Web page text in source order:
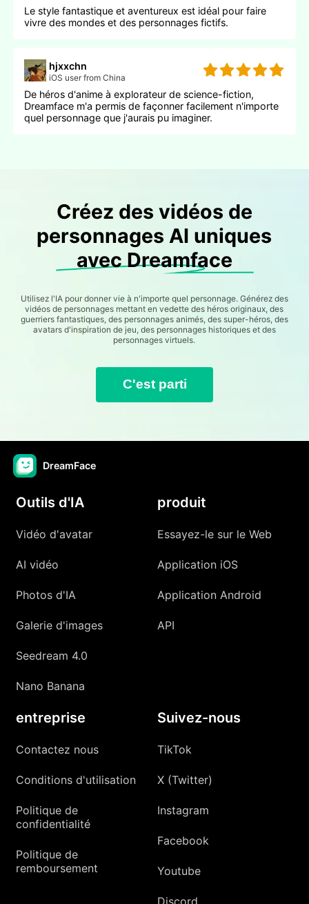
Le style fantastique et aventureux est idéal pour faire
vivre des mondes et des personnages fictifs.
hjxxchn
iOS user from China
De héros d'anime à explorateur de science-fiction,
Dreamface m'a permis de façonner facilement n'importe
quel personnage que j'aurais pu imaginer.
Créez des vidéos de
personnages AI uniques
avec Dreamface
Utilisez l'IA pour donner vie à n'importe quel personnage. Générez des
vidéos de personnages mettant en vedette des héros originaux, des
guerriers fantastiques, des personnages animés, des super-héros, des
avatars d'inspiration de jeu, des personnages historiques et des
personnages virtuels.
C'est parti
DreamFace
Outils d'IA
Vidéo d'avatar
AI vidéo
Photos d'IA
Galerie d'images
Seedream 4.0
Nano Banana
produit
Essayez-le sur le Web
Application iOS
Application Android
API
entreprise
Contactez nous
Conditions d'utilisation
Politique de
confidentialité
Politique de
remboursement
Suivez-nous
TikTok
X (Twitter)
Instagram
Facebook
Youtube
Discord